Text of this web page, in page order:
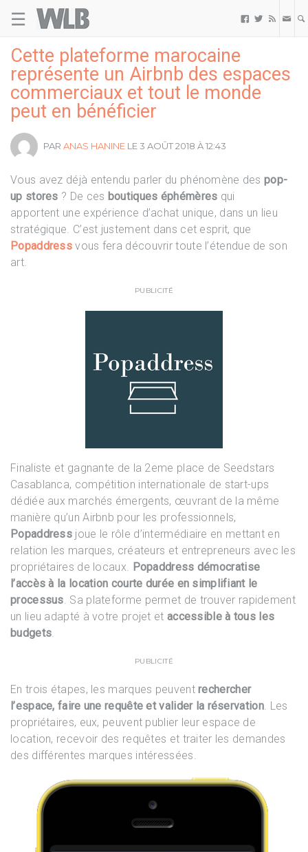
☰   
Cette plateforme marocaine
représente un Airbnb des espaces
commerciaux et tout le monde
peut en bénéficier
PAR ANAS HANINE LE 3 AOÛT 2018 À 12:43
Vous avez déjà entendu parler du phénomène despop-
up stores ? De ces boutiques éphémères qui
apportent une expérience d’achat unique, dans un lieu
stratégique. C’est justement dans cet esprit, que
Popaddress vous fera découvrir toute l’étendue de son
art.
PUBLICITÉ
Finaliste et gagnante de la 2eme place de Seedstars
Casablanca, compétition internationale de start-ups
dédiée aux marchés émergents, œuvrant de la même
manière qu’un Airbnb pour les professionnels,
Popaddress joue le rôle d’intermédiaire en mettant en
relation les marques, créateurs et entrepreneurs avec les
propriétaires de locaux. Popaddress démocratise
l’accès à la location courte durée en simplifiant le
processus. Sa plateforme permet de trouver rapidement
un lieu adapté à votre projet et accessible à tous les
budgets.
PUBLICITÉ
En trois étapes, les marques peuventrechercher
l’espace, faire une requête et valider la réservation. Les
propriétaires, eux, peuvent publier leur espace de
location, recevoir des requêtes et traiter les demandes
des différentes marques intéressées.